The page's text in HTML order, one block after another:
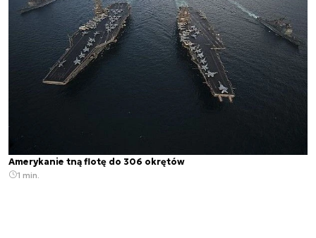
Amerykanie tną flotę do 306 okrętów
1 min.